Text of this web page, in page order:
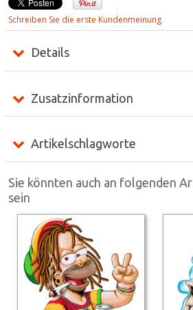
Schreiben Sie die erste Kundenmeinung
Details
Zusatzinformation
Artikelschlagworte
Sie könnten auch an folgenden
sein